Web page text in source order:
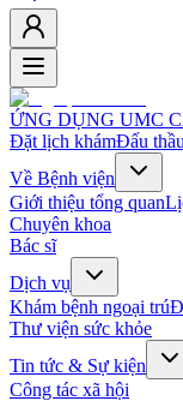
ỨNG DỤNG UMC
Đặt lịch khámĐấu thầu
Về Bệnh viện
Giới thiệu tổng quan
Chuyên khoa
Bác sĩ
Dịch vụ
Khám bệnh ngoại trú
Thư viện sức khỏe
Tin tức & Sự kiện
Công tác xã hội